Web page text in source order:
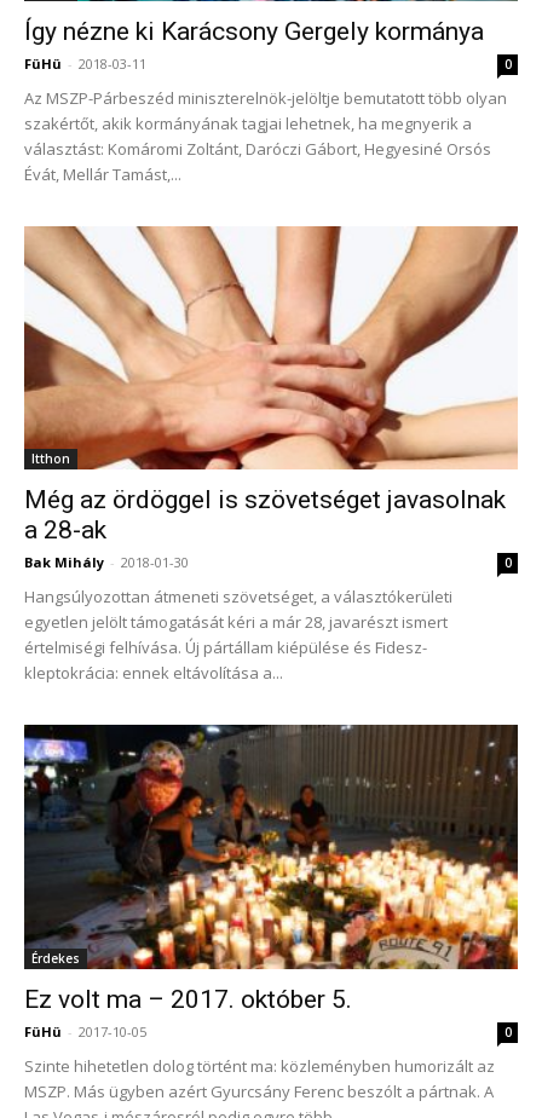
Így nézne ki Karácsony Gergely kormánya
FüHü - 2018-03-11 0
Az MSZP-Párbeszéd miniszterelnök-jelöltje bemutatott több olyan
szakértőt, akik kormányának tagjai lehetnek, ha megnyerik a
választást: Komáromi Zoltánt, Daróczi Gábort, Hegyesiné Orsós
Évát, Mellár Tamást,...
Itthon
Még az ördöggel is szövetséget javasolnak
a 28-ak
Bak Mihály - 2018-01-30 0
Hangsúlyozottan átmeneti szövetséget, a választókerületi
egyetlen jelölt támogatását kéri a már 28, javarészt ismert
értelmiségi felhívása. Új pártállam kiépülése és Fidesz-
kleptokrácia: ennek eltávolítása a...
Érdekes
Ez volt ma – 2017. október 5.
FüHü - 2017-10-05 0
Szinte hihetetlen dolog történt ma: közleményben humorizált az
MSZP. Más ügyben azért Gyurcsány Ferenc beszólt a pártnak. A